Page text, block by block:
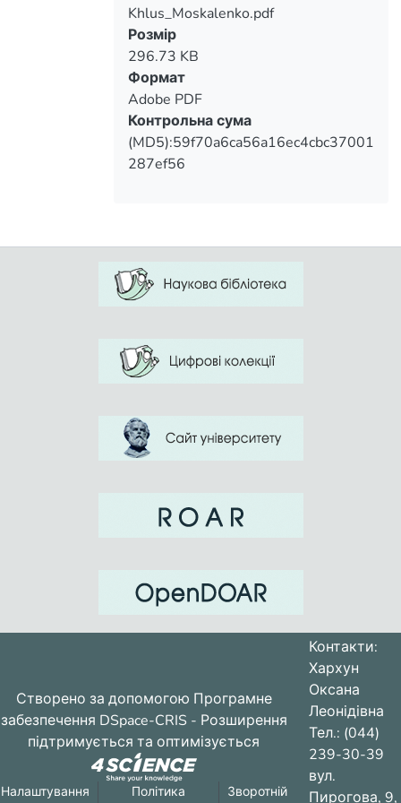
students can serve as baseline data for
future comparative study of the problem
organizing a differentiated approach and
improve the educational process of
Вантажиться...
Khlus_Moskalenko.pdf
Розмір
296.73 KB
Формат
Adobe PDF
Контрольна сума
(MD5):59f70a6ca56a16ec4cbc37001
287ef56
Створено за допомогою Програмне
забезпечення DSpace-CRIS - Розширення
підтримується та оптимізується
Налаштування
Політика
Зворотній
Контакти:
Хархун
Оксана
Леонідівна
Тел.: (044)
239-30-39
вул.
Пирогова, 9,